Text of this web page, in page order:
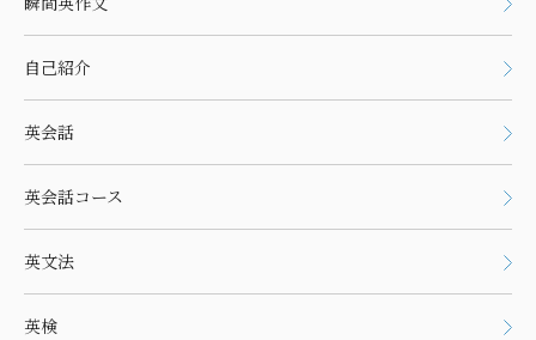
自己紹介
英会話
英会話コース
英文法
英検